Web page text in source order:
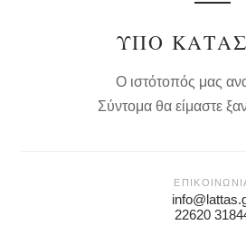
ΥΠΌ
Ο ιστότοπός μας
Σύντομα θα είμαστε
22620